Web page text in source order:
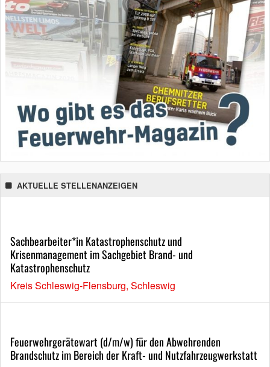
AKTUELLE STELLENANZEIGEN
Sachbearbeiter*in Katastrophenschutz und
Krisenmanagement im Sachgebiet Brand- und
Katastrophenschutz
Kreis Schleswig-Flensburg, Schleswig
Feuerwehrgerätewart (d/m/w) für den Abwehrenden
Brandschutz im Bereich der Kraft- und Nutzfahrzeugwerkstatt